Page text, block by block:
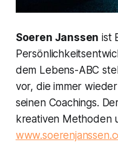
Soeren Janssen ist
dem Lebens-ABC
vor, die immer
seinen Coachings.
kreativen Methoden